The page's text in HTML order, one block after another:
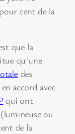
cent de la
que la
qu’une
des
accord avec
qui ont
ou
de la